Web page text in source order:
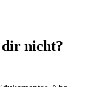
dir nicht?